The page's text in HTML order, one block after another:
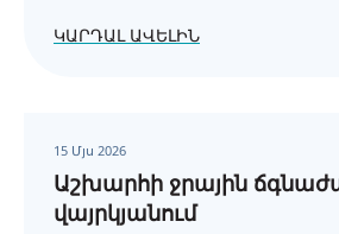
ԿԱՐԴԱԼ ԱՎԵԼԻՆ
15 Մյս 2026
Աշխարհի ջրային
վայրկյանում